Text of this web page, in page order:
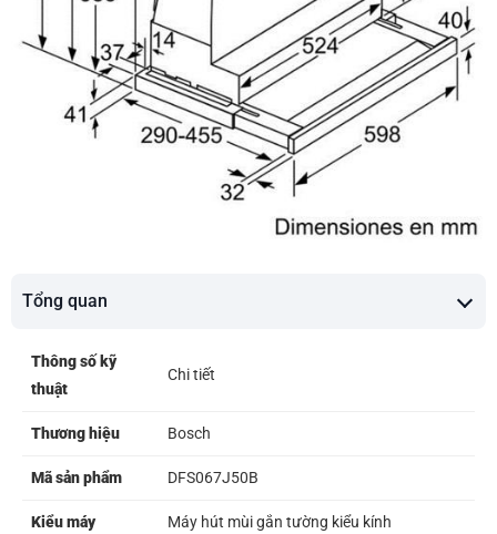
Tổng quan
Thông số kỹ
thuật
Chi tiết
Thương hiệu Bosch
Mã sản phẩm DFS067J50B
Kiểu máy Máy hút mùi gắn tường kiểu kính